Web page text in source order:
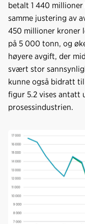
betalt 1 440
samme justering av
450 millioner kroner
på 5 000 tonn, og
høyere avgift, der
svært stor
kunne også bidratt
figur 5.2 vises
prosessindustrien.